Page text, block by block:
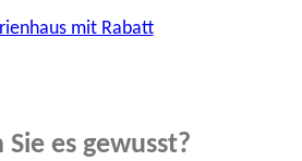
Sie es gewusst?